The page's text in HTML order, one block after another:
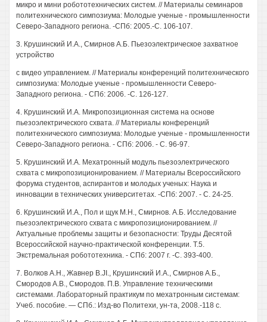
микро и мини робототехнических систем. // Материалы семинаров
политехнического симпозиума: Молодые ученые - промышленности
Северо-Западного региона. -СПб: 2005.-С. 106-107.
3. Крушинский И.А., Смирнов А.Б. Пьезоэлектрическое захватное
устройство
с видео управлением. // Материалы конференций политехнического
симпозиума: Молодые ученые - промышленности Северо-
Западного региона. - СПб: 2006. -С. 126-127.
4. Крушинский И.А. Микропозиционная система на основе
пьезоэлектрического схвата. // Материалы конференций
политехнического симпозиума: Молодые ученые - промышленности
Северо-Западного региона. - СПб: 2006. - С. 96-97.
5. Крушинский И.А. Мехатронный модуль пьезоэлектрического
схвата с микропозиционированием. // Материалы Всероссийского
форума студентов, аспирантов и молодых ученых: Наука и
инновации в технических университетах. -СПб: 2007. - С. 24-25.
6. Крушинский И.А., Пол и щук М.Н., Смирнов. А.Б. Исследование
пьезоэлектрического схвата с микропозиционированием. //
Актуальные проблемы защиты и безопасности: Труды Десятой
Всероссийской научно-практической конференции. Т.5.
Экстремальная робототехника. - СПб: 2007 г. -С. 393-400.
7. Волков А.Н., Жавнер B.JI., Крушинский И.А., Смирнов А.Б.,
Смородов A.B., Смородов. П.В. Управление техническими
системами. Лабораторный практикум по мехатронным системам:
Учеб. пособие. — СПб.: Изд-во Политехи, ун-та, 2008.-118 с.